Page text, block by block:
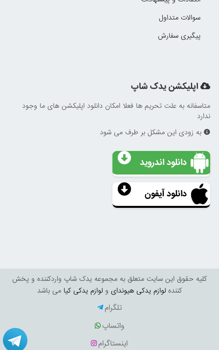
سوالات متداول
پیگیری سفارش
اپلیکشن یدک شاپ
متاسفانه به علت تحریم ها فعلا امکان دانلود اپلیکشن های ما وجود
ندارد
به زودی این مشکل بر طرف می شود
دانلود اندروید
دانلود آیفون
کليه حقوق اين سايت متعلق به مجموعه یدک شاپ واردکننده و پخش
کننده لوازم یدکی هیوندای و لوازم یدکی کیا می باشد
تلگرام
واتساپ
اینستاگرام